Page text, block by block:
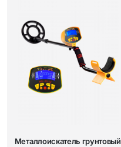
Металлоискатель грунтовый